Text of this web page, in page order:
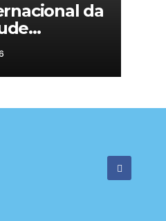
da
em
gratuitas